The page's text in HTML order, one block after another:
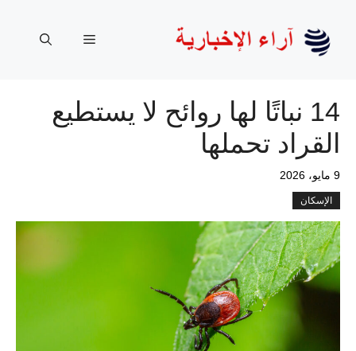
المحتوى
القائمة
14 نباتًا لها روائح لا يستطيع
القراد تحملها
9 مايو، 2026
الإسكان